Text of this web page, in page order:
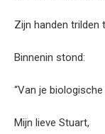
Zijn handen trilden
Binnenin stond:
“Van je
Mijn lieve Stuart,